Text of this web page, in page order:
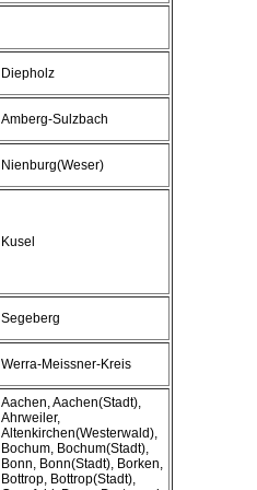
Diepholz
Amberg-Sulzbach
Nienburg(Weser)
Kusel
Segeberg
Werra-Meissner-Kreis
Aachen, Aachen(Stadt),
Ahrweiler,
Altenkirchen(Westerwald),
Bochum, Bochum(Stadt),
Bonn, Bonn(Stadt), Borken,
Bottrop, Bottrop(Stadt),